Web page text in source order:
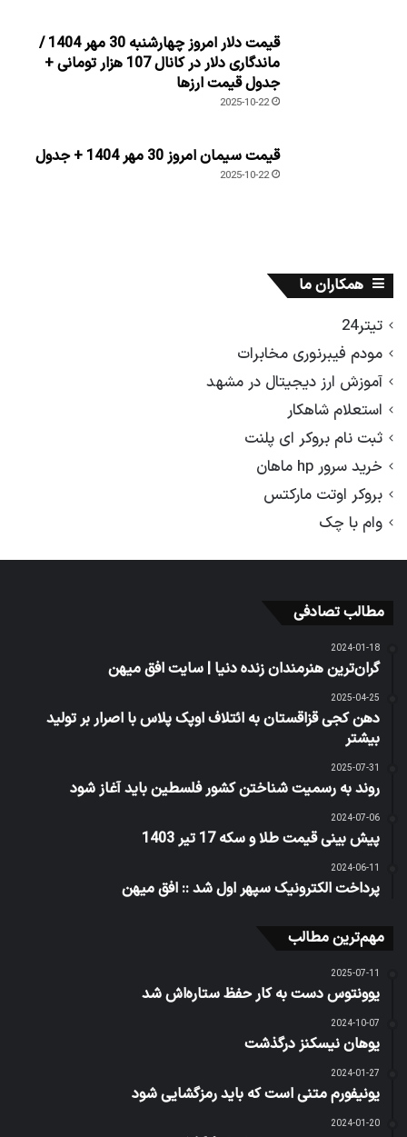
قیمت دلار امروز چهارشنبه 30 مهر 1404 /
ماندگاری دلار در کانال 107 هزار تومانی +
جدول قیمت ارزها
2025-10-22
قیمت سیمان امروز 30 مهر 1404 + جدول
2025-10-22
همکاران ما
تیتر24
مودم فیبرنوری مخابرات
آموزش ارز دیجیتال در مشهد
استعلام شاهکار
ثبت نام بروکر ای پلنت
خرید سرور hp ماهان
بروکر اوتت مارکتس
وام با چک
مطالب تصادفی
2024-01-18
گران‌ترین هنرمندان زنده دنیا | سایت افق میهن
2025-04-25
دهن کجی قزاقستان به ائتلاف اوپک پلاس با اصرار بر تولید
بیشتر
2025-07-31
روند به رسمیت شناختن کشور فلسطین باید آغاز شود
2024-07-06
پیش‌ بینی قیمت طلا و سکه 17 تیر 1403
2024-06-11
پرداخت الکترونیک سپهر اول شد :: افق میهن
مهم‌ترین مطالب
2025-07-11
یوونتوس دست به کار حفظ ستاره‌اش شد
2024-10-07
یوهان نیسکنز درگذشت
2024-01-27
یونیفورم متنی است که باید رمزگشایی شود
2024-01-20